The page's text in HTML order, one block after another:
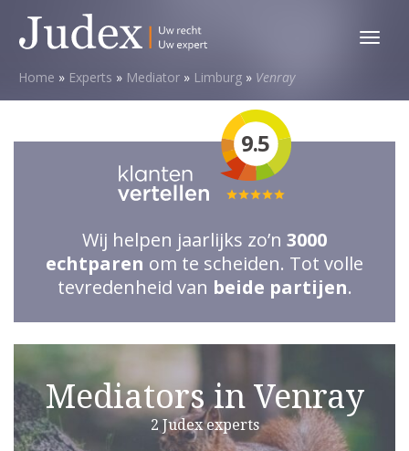
Toggle
Home » Experts » Mediator » Limburg » Venray
9.5
Totale
waardering:
5
van
Wij helpen jaarlijks zo’n 3000
echtparen om te scheiden. Tot volle
tevredenheid van beide partijen.
Mediators in Venray
2 Judex experts